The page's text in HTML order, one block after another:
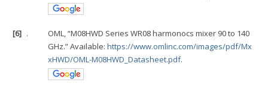
[6] .
OML, “M08HWD Series WR08 harmonocs mixer 90 to 140
GHz.” Available:https://www.omlinc.com/images/pdf/Mx
xHWD/OML-M08HWD_Datasheet.pdf.